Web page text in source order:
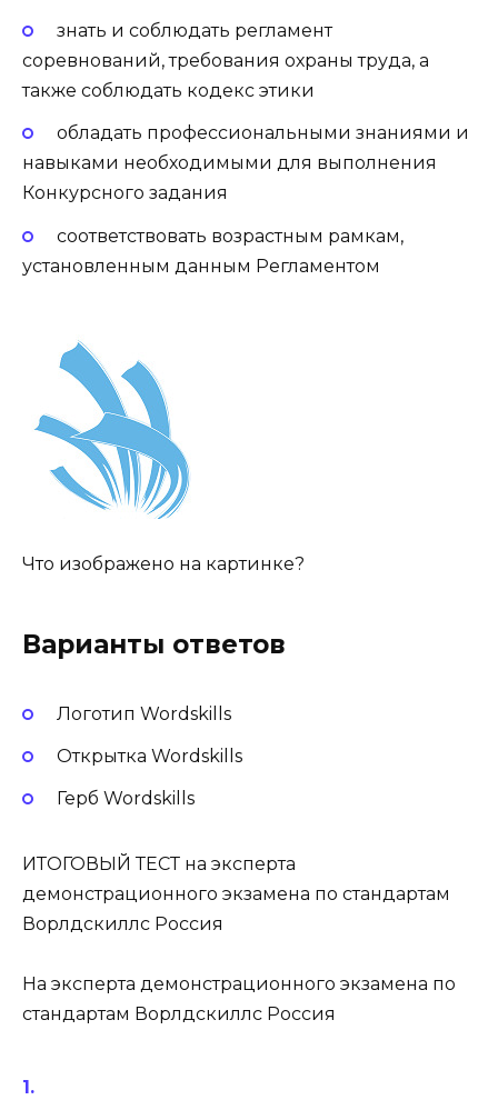
знать и соблюдать регламент
соревнований, требования охраны труда, а
также соблюдать кодекс этики
обладать профессиональными знаниями и
навыками необходимыми для выполнения
Конкурсного задания
соответствовать возрастным рамкам,
установленным данным Регламентом
Что изображено на картинке?
Варианты ответов
Логотип Wordskills
Открытка Wordskills
Герб Wordskills
ИТОГОВЫЙ ТЕСТ на эксперта
демонстрационного экзамена по стандартам
Ворлдскиллс Россия
На эксперта демонстрационного экзамена по
стандартам Ворлдскиллс Россия